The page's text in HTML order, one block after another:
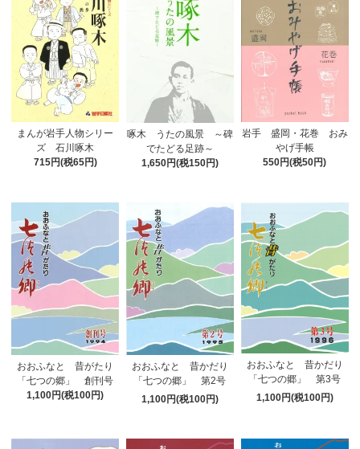
まんが岩手人物シリー
ズ 石川啄木
715円(税65円)
啄木 うたの風景 ～碑
でたどる足跡～
1,650円(税150円)
岩手 盛岡・花巻 おみ
やげ手帳
550円(税50円)
おおふなと 昔がたり
「七つの郷」 創刊号
1,100円(税100円)
おおふなと 昔かだり
「七つの郷」 第2号
1,100円(税100円)
おおふなと 昔かだり
「七つの郷」 第3号
1,100円(税100円)